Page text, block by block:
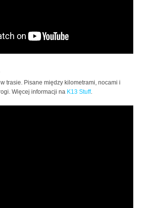
trasie. Pisane między kilometrami, nocami i
Więcej informacji na K13 Stuff.